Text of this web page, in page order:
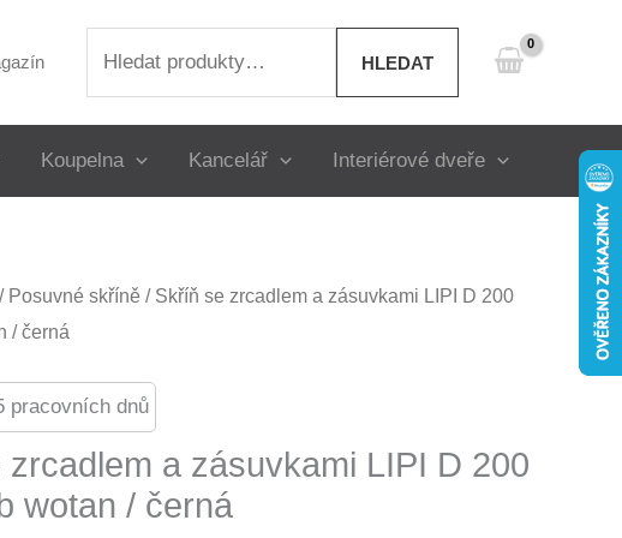
HLEDAT
Koupelna Kancelář Interiérové dveře
/ Posuvné skříně / Skříň se zrcadlem a zásuvkami LIPI D 200
/ černá
pracovních dnů
a zásuvkami LIPI D 200
wotan / černá